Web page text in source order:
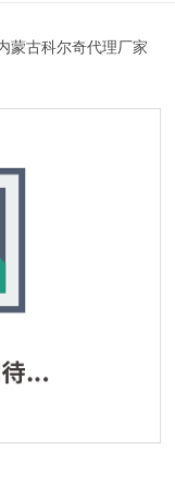
古科尔奇代理厂家